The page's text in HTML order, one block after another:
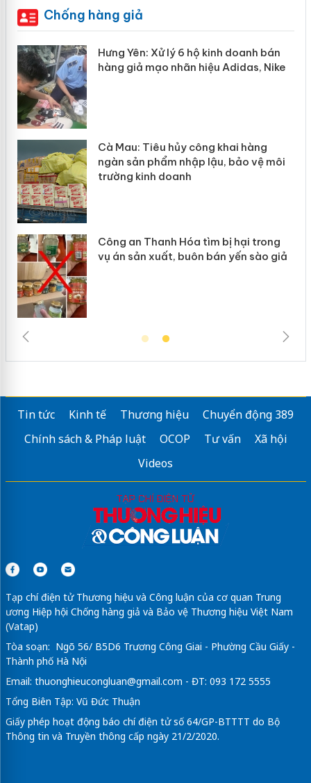
Chống hàng giả
Hưng Yên: Xử lý 6 hộ kinh doanh bán
hàng giả mạo nhãn hiệu Adidas, Nike
Cà Mau: Tiêu hủy công khai hàng
ngàn sản phẩm nhập lậu, bảo vệ môi
trường kinh doanh
Công an Thanh Hóa tìm bị hại trong
vụ án sản xuất, buôn bán yến sào giả
Tin tức Kinh tế Thương hiệu
Chuyển động 389
Chính sách & Pháp luật
OCOP Tư vấn
Xã hội
Videos
Tạp chí điện tử Thương hiệu và Công luận của cơ quan Trung
ương Hiệp hội Chống hàng giả và Bảo vệ Thương hiệu Việt Nam
(Vatap)
Tòa soạn: Ngõ 56/ B5D6 Trương Công Giai - Phường Cầu Giấy -
Thành phố Hà Nội
Email: thuonghieucongluan@gmail.com - ĐT: 093 172 5555
Tổng Biên Tập: Vũ Đức Thuận
Giấy phép hoạt động báo chí điện tử số 64/GP-BTTTT do Bộ
Thông tin và Truyền thông cấp ngày 21/2/2020.